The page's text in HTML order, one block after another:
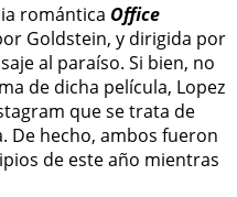
romántica Office
Goldstein, y dirigida por
al paraíso. Si bien, no
de dicha película, Lopez
que se trata de
De hecho, ambos fueron
de este año mientras